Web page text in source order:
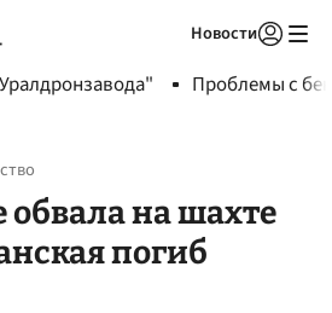
Новости
Проблемы с
обвала на шахте
погиб